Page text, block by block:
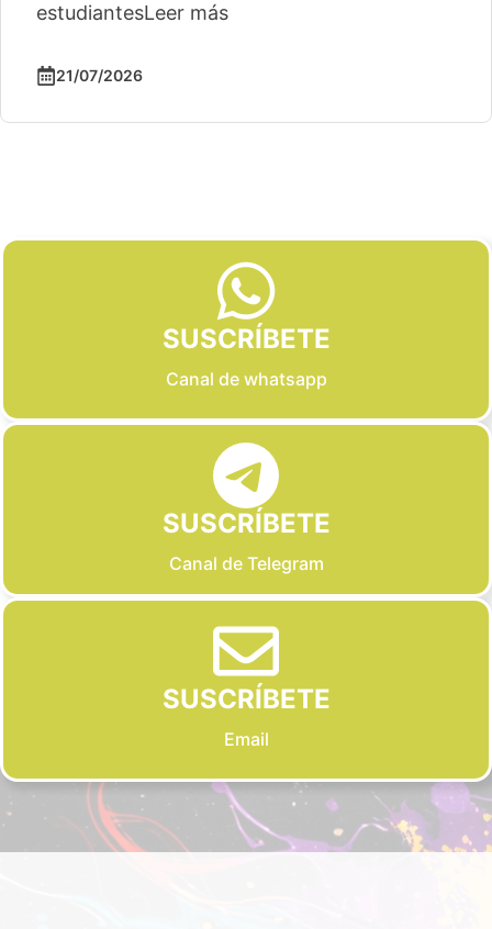
estudiantesLeer más
21/07/2026
SUSCRÍBETE
Canal de whatsapp
SUSCRÍBETE
Canal de Telegram
SUSCRÍBETE
Email